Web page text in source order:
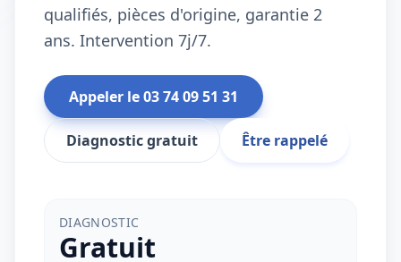
qualifiés, pièces d'origine, garantie 2
ans. Intervention 7j/7.
Appeler le03 74 09 51 31
Diagnostic gratuit Être rappelé
DIAGNOSTIC
Gratuit